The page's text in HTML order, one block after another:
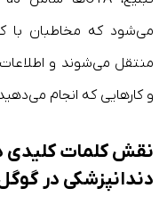
می‌شود که مخاطبان با
منتقل می‌شوند و اطلاعات
و کارهایی که انجام
نقش کلمات کلیدی
دندانپزشکی در